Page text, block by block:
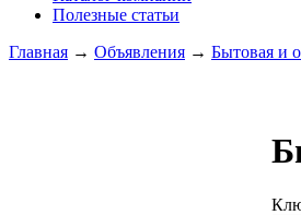
Полезные статьи
Главная → Объявления → Бытовая и